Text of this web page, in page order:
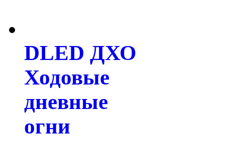
DLED ДХО
Ходовые
дневные
огни